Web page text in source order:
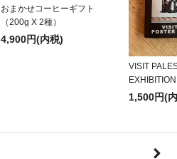
おまかせコーヒーギフト
（200g X 2種）
4,900円(内税)
VISIT
1,500円(